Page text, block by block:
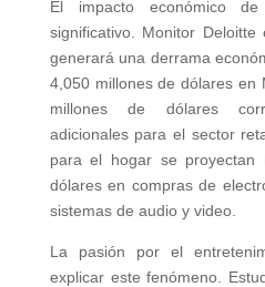
El impacto económico
significativo. Monitor
generará una derrama
4,050 millones de dólares en
millones de dólares
adicionales para el sector
para el hogar se proyectan
dólares en compras de
sistemas de audio y video.
La pasión por el
explicar este fenómeno.